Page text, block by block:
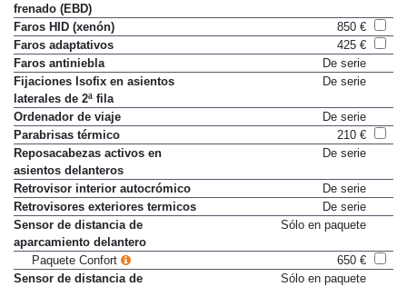
frenado (EBD)
Faros HID (xenón)
850 €
Faros adaptativos
425 €
Faros antiniebla
De serie
Fijaciones Isofix en asientos
laterales de 2ª fila
De serie
Ordenador de viaje
De serie
Parabrisas térmico
210 €
Reposacabezas activos en
asientos delanteros
De serie
Retrovisor interior autocrómico
De serie
Retrovisores exteriores termicos
De serie
Sensor de distancia de
aparcamiento delantero
Sólo en paquete
Paquete Confort
650 €
Sensor de distancia de
Sólo en paquete